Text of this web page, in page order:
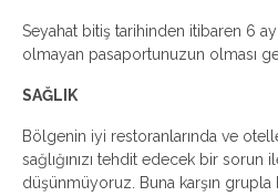
Seyahat bitiş tarihinden itibaren 6
olmayan pasaportunuzun olması
SAĞLIK
Bölgenin iyi restoranlarında ve
sağlığınızı tehdit edecek bir sorun
düşünmüyoruz. Buna karşın grupla